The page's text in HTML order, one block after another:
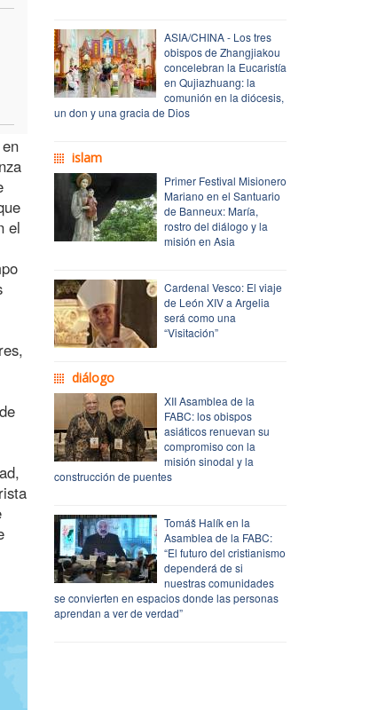
el
ASIA/CHINA - Los tres
obispos de Zhangjiakou
concelebran la Eucaristía
en Qujiazhuang: la
comunión en la diócesis,
un don y una gracia de Dios
islam
Primer Festival Misionero
Mariano en el Santuario
de Banneux: María,
rostro del diálogo y la
misión en Asia
Cardenal Vesco: El viaje
de León XIV a Argelia
será como una
“Visitación”
diálogo
XII Asamblea de la
FABC: los obispos
asiáticos renuevan su
compromiso con la
misión sinodal y la
construcción de puentes
Tomáš Halík en la
Asamblea de la FABC:
“El futuro del cristianismo
dependerá de si
nuestras comunidades
se convierten en espacios donde las personas
aprendan a ver de verdad”